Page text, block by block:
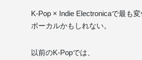
K-Pop × Indie Electronicaで最も
ボーカルかもしれない。
以前のK-Popでは、